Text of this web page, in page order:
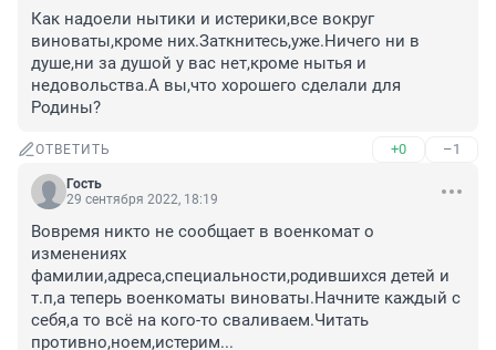
Как надоели нытики и истерики,все вокруг
виноваты,кроме них.Заткнитесь,уже.Ничего ни в
душе,ни за душой у вас нет,кроме нытья и
недовольства.А вы,что хорошего сделали для
Родины?
ОТВЕТИТЬ +0 –1
Гость
29 сентября 2022, 18:19
Вовремя никто не сообщает в военкомат о
изменениях
фамилии,адреса,специальности,родившихся детей и
т.п,а теперь военкоматы виноваты.Начните каждый с
себя,а то всё на кого-то сваливаем.Читать
противно,ноем,истерим...